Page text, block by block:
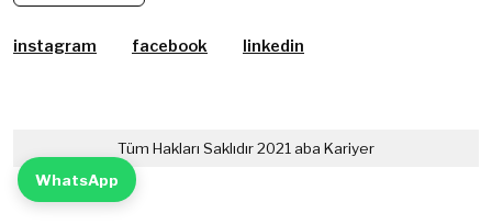
WhatsApp
instagram facebook linkedin
Tüm Hakları Saklıdır 2021 aba Kariyer